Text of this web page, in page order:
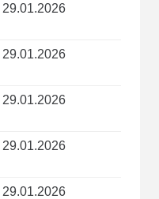
29.01.2026
29.01.2026
29.01.2026
29.01.2026
29.01.2026